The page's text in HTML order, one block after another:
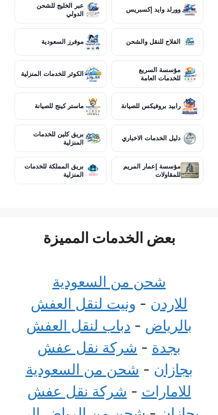
وورلد وايد إكسبريس
عبر الخليج للشحن
الدولي
الفلاح للنقل والشحن موفرز السعودية
مؤسسة السريع
للخدمات العامة
الكوثر للخدمات المنزلية
رابيد بروفيكس للصيانة ماستر كينج للصيانة
دليل الخدمات الاخباري
بريق كلين للخدمات
المنزلية
مؤسسة إعمار المريم
للمقاولات
بريق المملكة للخدمات
المنزلية
بعض الخدمات المميزة
شحن من السعودية
للاردن - ونيت لنقل العفش
بالرياض - دباب لنقل العفش
بجدة - شركة نقل عفش
بجازان - شحن من السعودية
للامارات - شركة نقل عفش